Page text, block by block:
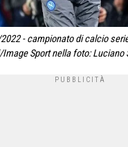
- campionato di calcio
Sport nella foto: Luciano